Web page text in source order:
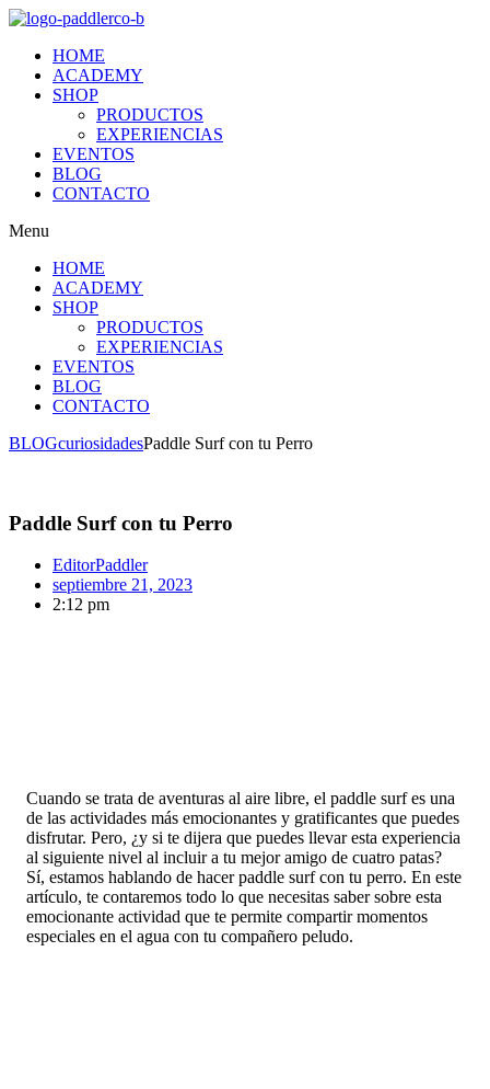
HOME
ACADEMY
SHOP
PRODUCTOS
EXPERIENCIAS
EVENTOS
BLOG
CONTACTO
Menu
HOME
ACADEMY
SHOP
PRODUCTOS
EXPERIENCIAS
EVENTOS
BLOG
CONTACTO
BLOGcuriosidadesPaddle Surf con tu Perro
Paddle Surf con tu Perro
EditorPaddler
septiembre 21, 2023
2:12 pm
Cuando se trata de aventuras al aire libre, el paddle surf es una
de las actividades más emocionantes y gratificantes que puedes
disfrutar. Pero, ¿y si te dijera que puedes llevar esta experiencia
al siguiente nivel al incluir a tu mejor amigo de cuatro patas?
Sí, estamos hablando de hacer paddle surf con tu perro. En este
artículo, te contaremos todo lo que necesitas saber sobre esta
emocionante actividad que te permite compartir momentos
especiales en el agua con tu compañero peludo.